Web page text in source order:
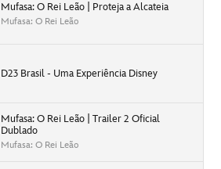
Mufasa: O Rei Leão | Proteja a Alcateia
Mufasa: O Rei Leão
D23 Brasil - Uma Experiência Disney
Mufasa: O Rei Leão | Trailer 2 Oficial
Dublado
Mufasa: O Rei Leão